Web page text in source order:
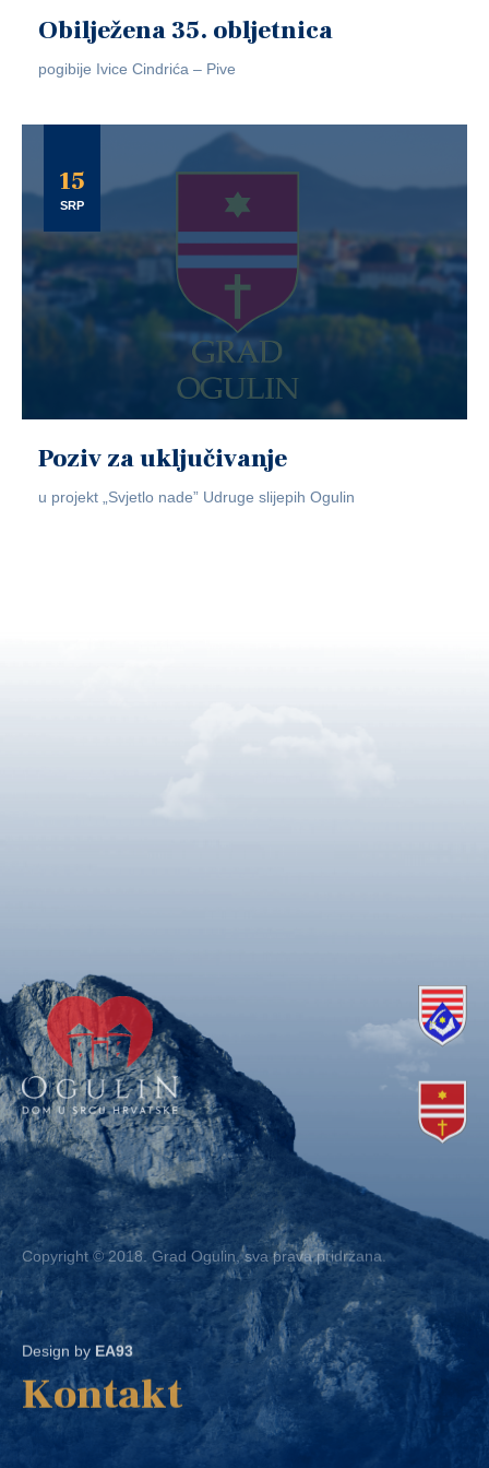
Obilježena 35. obljetnica
pogibije Ivice Cindrića – Pive
15
SRP
Poziv za uključivanje
u projekt „Svjetlo nade” Udruge slijepih Ogulin
Copyright © 2018. Grad Ogulin, sva prava pridržana.
Design byEA93
Kontakt
Ured: Ulica B.Frankopana 11, 47300 Ogulin